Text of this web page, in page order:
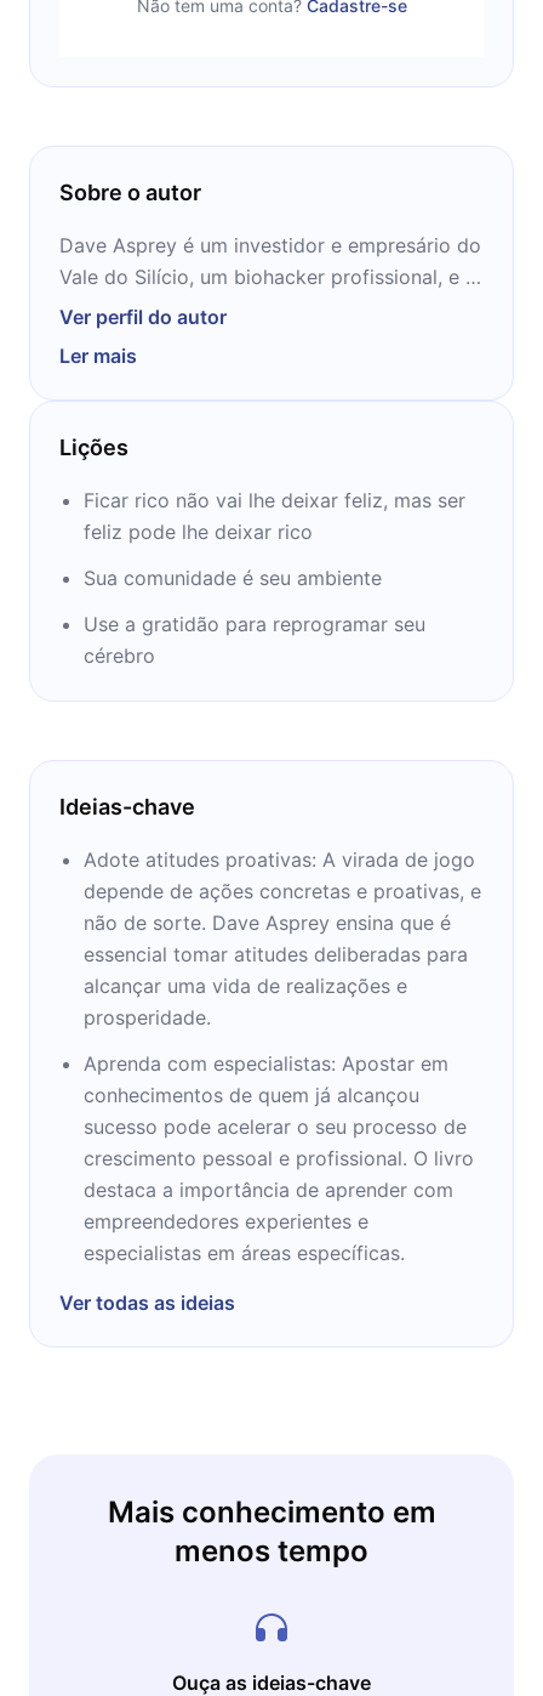
Não tem uma conta? Cadastre-se
Sobre o autor
Dave Asprey é um investidor e empresário do
Vale do Silício, um biohacker profissional, e o
criador do Café à prova de balas feito com
Radio, um programa de rádio nacionalmente
sindicado e podcast ranking # 1 com 50
milhões de downloads. Dave atua como
presidente do Silicon Valley Health Institute.
O trabalho de Dave nasceu de uma cruzada
usando todas as tecnologias disponíveis.
O empreendedor de alta tecnologia usou
técnicas de hacking e tentou tudo ele mesmo,
Saber isso leva a ser à prova de balas, o
controla e melhora a sua bioquímica, seu
corpo e sua mente para que eles trabalhem
em uníssono, ajudando você a executar níveis
muito além do que você esperaria, sem
queimar , ficando doente, ou apenas agindo
como um idiota estressado. Ele costumava
levar toda a vida para reescrever
radicalmente o corpo humano e se sentir
assim. A tecnologia mudou as regras.
Ver perfil do autor
Ler mais
Lições
Ficar rico não vai lhe deixar feliz, mas ser
feliz pode lhe deixar rico
Sua comunidade é seu ambiente
Use a gratidão para reprogramar seu
cérebro
Ideias-chave
Adote atitudes proativas: A virada de jogo
depende de ações concretas e proativas, e
não de sorte. Dave Asprey ensina que é
essencial tomar atitudes deliberadas para
alcançar uma vida de realizações e
prosperidade.
Aprenda com especialistas: Apostar em
conhecimentos de quem já alcançou
sucesso pode acelerar o seu processo de
crescimento pessoal e profissional. O livro
destaca a importância de aprender com
empreendedores experientes e
especialistas em áreas específicas.
Ver todas as ideias
Mais conhecimento em
menos tempo
Ouça as ideias-chave